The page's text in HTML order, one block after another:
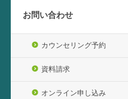
お問い合わせ
カウンセリング予約
資料請求
オンライン申し込み